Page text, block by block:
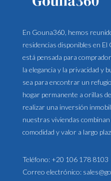
En Gouna360, hemos
residencias disponibles en El
está pensada para
la elegancia y la privacidad y
sea para encontrar un
hogar permanente a orillas
realizar una inversión
nuestras viviendas
comodidad y valor a largo
Teléfono: +20 106 178 8103
Correo electrónico: